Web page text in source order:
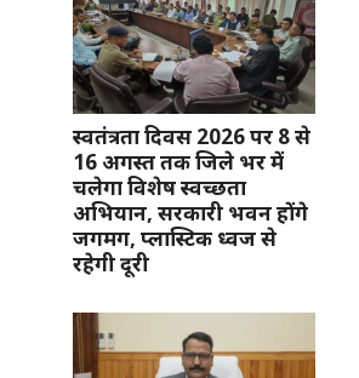
स्वतंत्रता दिवस 2026 पर 8 से
16 अगस्त तक जिले भर में
चलेगा विशेष स्वच्छता
अभियान, सरकारी भवन होंगे
जगमग, प्लास्टिक ध्वज से
रहेगी दूरी